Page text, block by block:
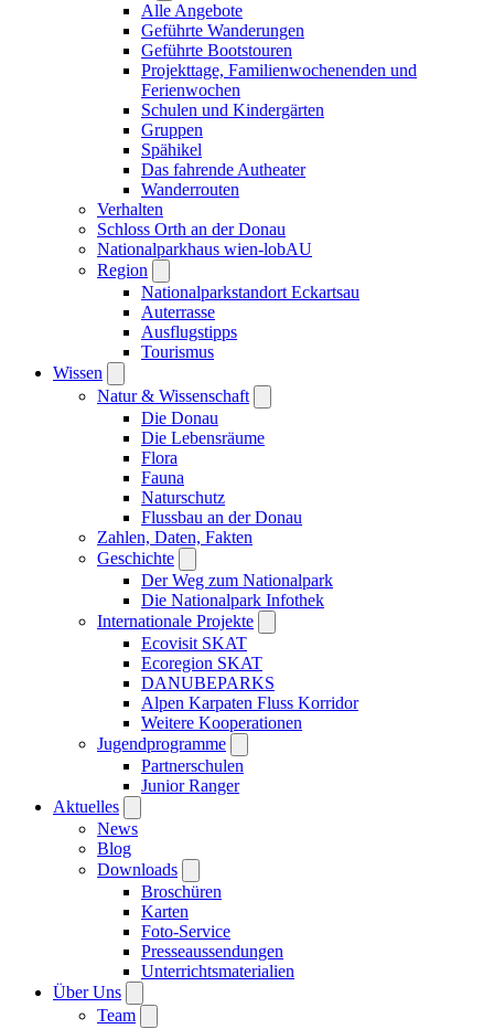
Alle Angebote
Geführte Wanderungen
Geführte Bootstouren
Projekttage, Familienwochenenden und
Ferienwochen
Schulen und Kindergärten
Gruppen
Spähikel
Das fahrende Autheater
Wanderrouten
Verhalten
Schloss Orth an der Donau
Nationalparkhaus wien-lobAU
Region
Nationalparkstandort Eckartsau
Auterrasse
Ausflugstipps
Tourismus
Wissen
Natur & Wissenschaft
Die Donau
Die Lebensräume
Flora
Fauna
Naturschutz
Flussbau an der Donau
Zahlen, Daten, Fakten
Geschichte
Der Weg zum Nationalpark
Die Nationalpark Infothek
Internationale Projekte
Ecovisit SKAT
Ecoregion SKAT
DANUBEPARKS
Alpen Karpaten Fluss Korridor
Weitere Kooperationen
Jugendprogramme
Partnerschulen
Junior Ranger
Aktuelles
News
Blog
Downloads
Broschüren
Karten
Foto-Service
Presseaussendungen
Unterrichtsmaterialien
Über Uns
Team